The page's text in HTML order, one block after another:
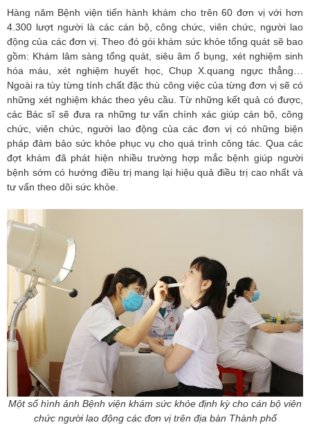
Hàng năm Bệnh viện tiến hành khám cho trên 60 đơn vị với hơn
4.300 lượt người là các cán bộ, công chức, viên chức, người lao
động của các đơn vị. Theo đó gói khám sức khỏe tổng quát sẽ bao
gồm: Khám lâm sàng tổng quát, siêu âm ổ bụng, xét nghiệm sinh
hóa máu, xét nghiệm huyết học, Chụp X.quang ngực thẳng…
Ngoài ra tùy từng tính chất đặc thù công việc của từng đơn vị sẽ có
những xét nghiệm khác theo yêu cầu. Từ những kết quả có được,
các Bác sĩ sẽ đưa ra những tư vấn chính xác giúp cán bộ, công
chức, viên chức, người lao động của các đơn vị có những biện
pháp đảm bảo sức khỏe phục vụ cho quá trình công tác. Qua các
đợt khám đã phát hiện nhiều trường hợp mắc bệnh giúp người
bệnh sớm có hướng điều trị mang lại hiệu quả điều trị cao nhất và
tư vấn theo dõi sức khỏe.
Một số hình ảnh Bệnh viện khám sức khỏe định kỳ cho cán bộ viên
chức người lao động các đơn vị trên địa bàn Thành phố